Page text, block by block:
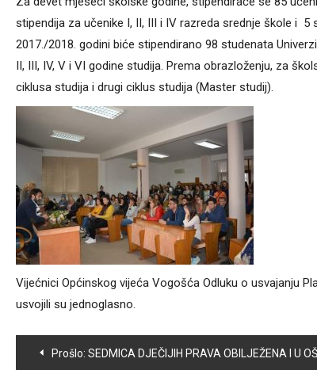
stipendija za učenike I, II, III i IV razreda srednje škole i
2017./2018. godini biće stipendirano 98 studenata
II, III, IV, V i VI godine studija. Prema obrazloženju, za
ciklusa studija i drugi ciklus studija (Master studij).
Vijećnici Općinskog vijeća Vogošća Odluku o usvajanju
usvojili su jednoglasno.
Navigacija
Prošlo: SEDMICA DJEČIJIH PRAVA OBILJEŽENA I U OŠ „ZAHID